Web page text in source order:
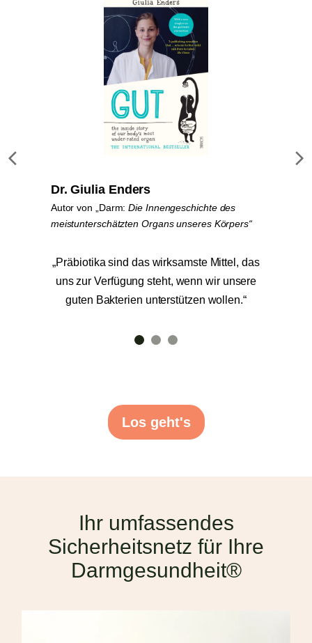
Dr. Giulia Enders
Autor von „Darm:Die Innengeschichte des
meistunterschätzten Organs unseres Körpers“
„Präbiotika sind das wirksamste Mittel, das
uns zur Verfügung steht, wenn wir unsere
guten Bakterien unterstützen wollen.“
Los geht's
Ihr umfassendes
Sicherheitsnetz für Ihre
Darmgesundheit®